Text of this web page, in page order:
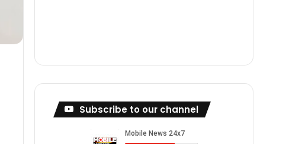
Subscribe to our channel